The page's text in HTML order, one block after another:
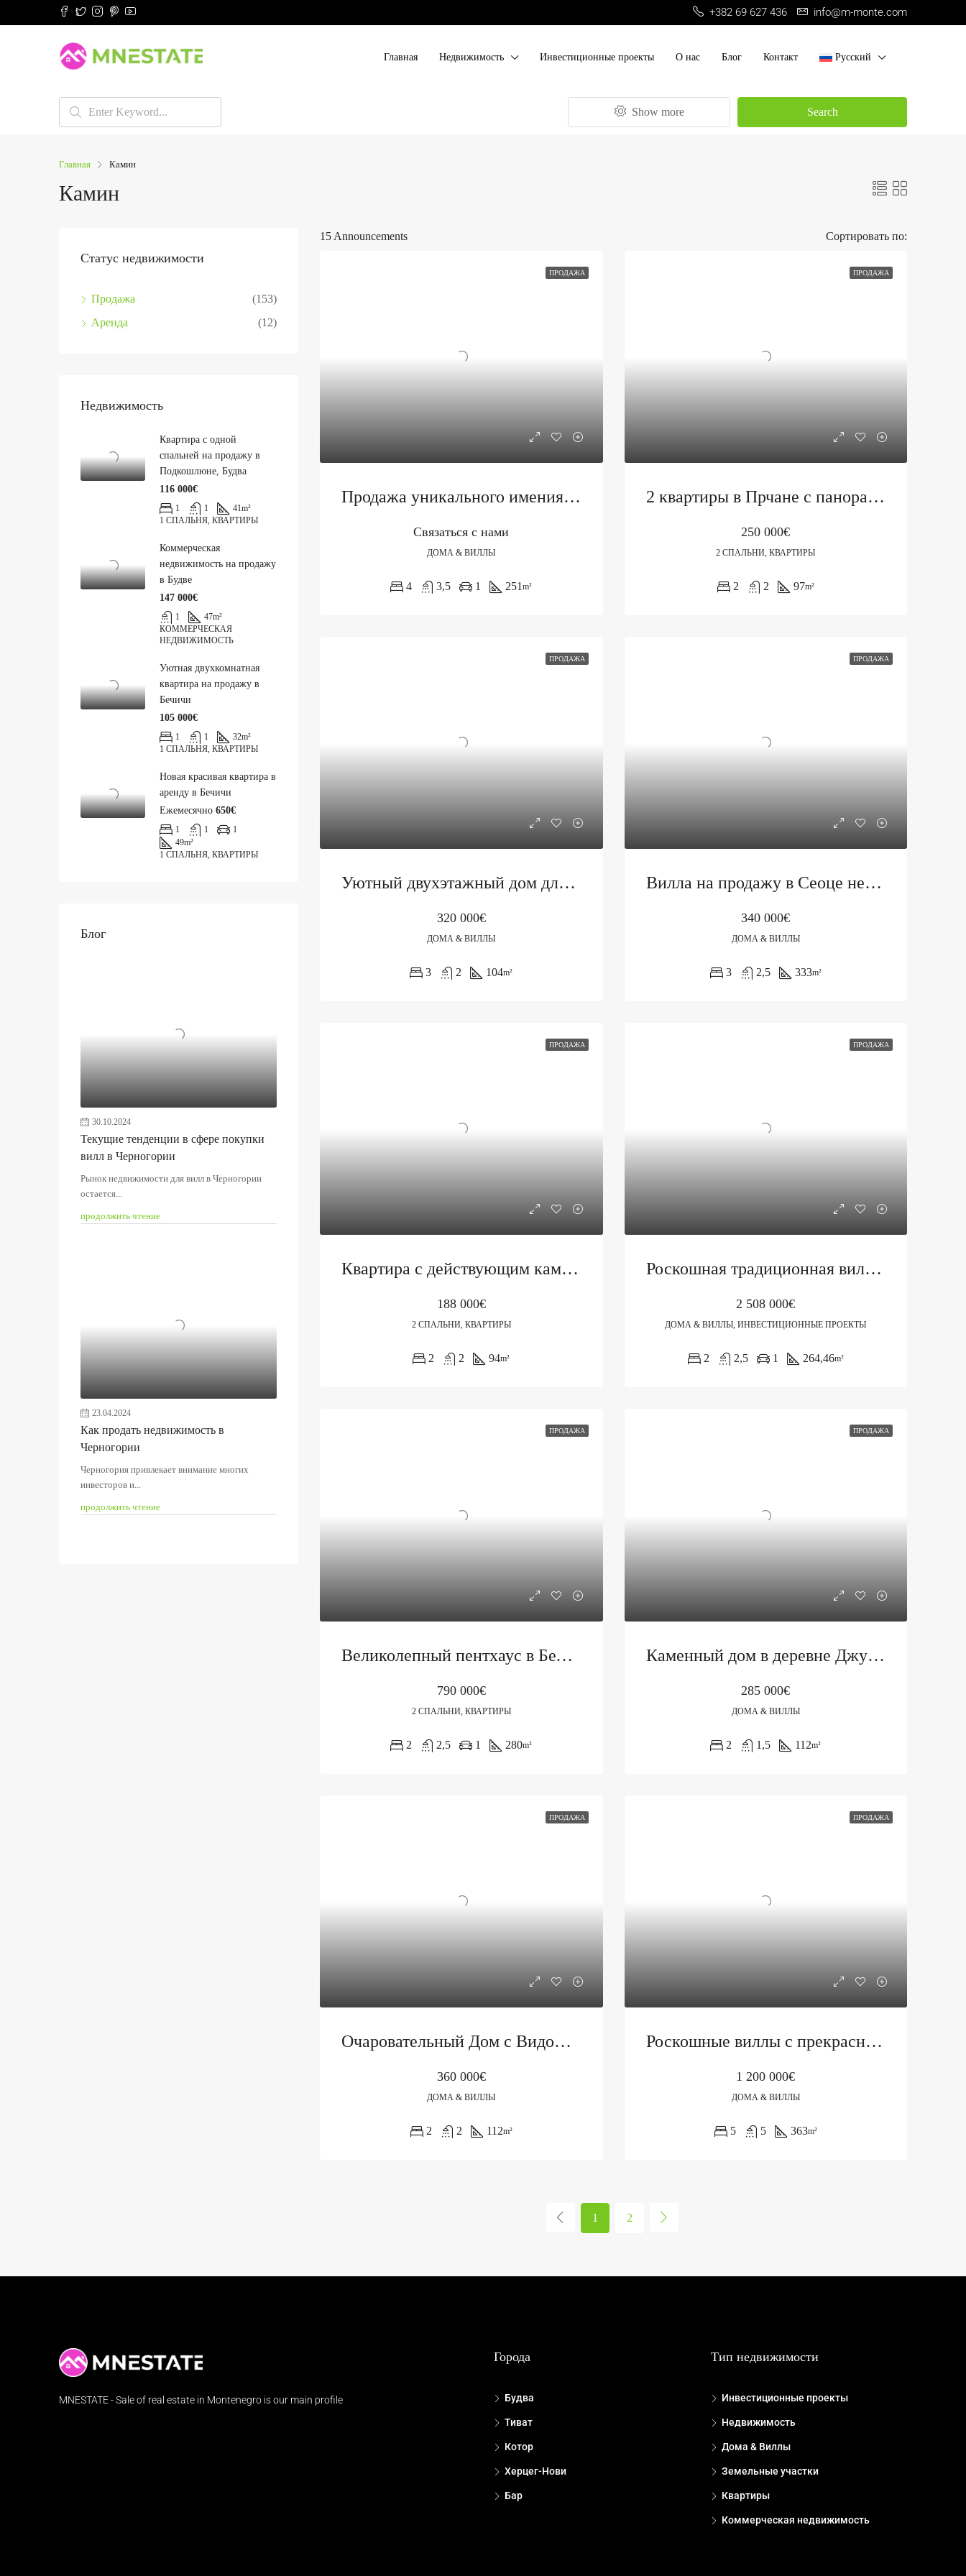
+382 69 627 436 info@m-monte.com
Главная Недвижимость Инвестиционные проекты О нас Блог Контакт Русский
Show more Search
Главная Камин
Камин
15 Announcements Сортировать по:
ПРОДАЖА
Продажа уникального имения с тремя объектами и бассейном
Связаться с нами
ДОМА & ВИЛЛЫ
4 3,5 1 251m²
ПРОДАЖА
2 квартиры в Прчане с панорамным видом на залив
250 000€
2 СПАЛЬНИ, КВАРТИРЫ
2 2 97m²
ПРОДАЖА
Уютный двухэтажный дом для круглогодичного проживания в Петроваце
320 000€
ДОМА & ВИЛЛЫ
3 2 104m²
ПРОДАЖА
Вилла на продажу в Сеоце недалеко от Будвы
340 000€
ДОМА & ВИЛЛЫ
3 2,5 333m²
ПРОДАЖА
Квартира с действующим камином в Бечичи
188 000€
2 СПАЛЬНИ, КВАРТИРЫ
2 2 94m²
ПРОДАЖА
Роскошная традиционная вилла в гольф-поселке
2 508 000€
ДОМА & ВИЛЛЫ, ИНВЕСТИЦИОННЫЕ ПРОЕКТЫ
2 2,5 1 264,46m²
ПРОДАЖА
Великолепный пентхаус в Бечичи
790 000€
2 СПАЛЬНИ, КВАРТИРЫ
2 2,5 1 280m²
ПРОДАЖА
Каменный дом в деревне Джурашевичи
285 000€
ДОМА & ВИЛЛЫ
2 1,5 112m²
ПРОДАЖА
Очаровательный Дом с Видом на Море в Режевичах
360 000€
ДОМА & ВИЛЛЫ
2 2 112m²
ПРОДАЖА
Роскошные виллы с прекрасным видом и современными удобствами
1 200 000€
ДОМА & ВИЛЛЫ
5 5 363m²
1 2
Статус недвижимости
Продажа
(153)
Аренда
(12)
Недвижимость
Квартира с одной
спальней на продажу в
Подкошлюне, Будва
116 000€
1 1 41m²
1 СПАЛЬНЯ, КВАРТИРЫ
Коммерческая
недвижимость на продажу
в Будве
147 000€
1 47m²
КОММЕРЧЕСКАЯ
НЕДВИЖИМОСТЬ
Уютная двухкомнатная
квартира на продажу в
Бечичи
105 000€
1 1 32m²
1 СПАЛЬНЯ, КВАРТИРЫ
Новая красивая квартира в
аренду в Бечичи
Ежемесячно 650€
1 1
1
49m²
1 СПАЛЬНЯ, КВАРТИРЫ
Блог
30.10.2024
Текущие тенденции в сфере покупки
вилл в Черногории
Рынок недвижимости для вилл в Черногории
остается...
продолжить чтение
23.04.2024
Как продать недвижимость в
Черногории
Черногория привлекает внимание многих
инвесторов и...
продолжить чтение
MNESTATE - Sale of real estate in Montenegro is our main profile
Города
Будва
Тиват
Котор
Херцег-Нови
Бар
Тип недвижимости
Инвестиционные проекты
Недвижимость
Дома & Виллы
Земельные участки
Квартиры
Коммерческая недвижимость